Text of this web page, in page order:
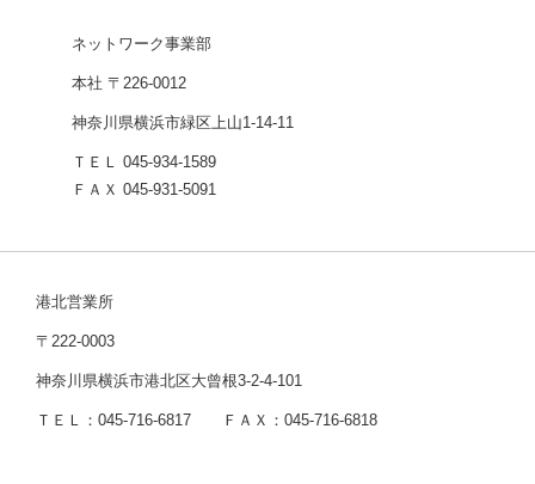
ネットワーク事業部
本社 〒226-0012
神奈川県横浜市緑区上山1-14-11
ＴＥＬ 045-934-1589
ＦＡＸ 045-931-5091
港北営業所
〒222-0003
神奈川県横浜市港北区大曾根3-2-4-101
ＴＥＬ：045-716-6817 ＦＡＸ：045-716-6818